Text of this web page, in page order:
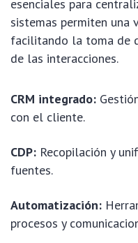
esenciales para
sistemas permiten una
facilitando la toma de
de las interacciones.
CRM integrado:
con el cliente.
CDP: Recopilación y
fuentes.
Automatización:
procesos y